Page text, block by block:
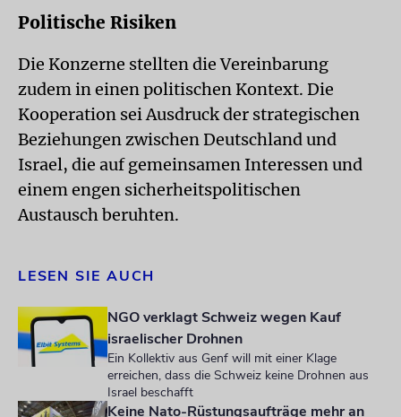
Politische Risiken
Die Konzerne stellten die Vereinbarung
zudem in einen politischen Kontext. Die
Kooperation sei Ausdruck der strategischen
Beziehungen zwischen Deutschland und
Israel, die auf gemeinsamen Interessen und
einem engen sicherheitspolitischen
Austausch beruhten.
LESEN SIE AUCH
NGO verklagt Schweiz wegen Kauf
israelischer Drohnen
Ein Kollektiv aus Genf will mit einer Klage
erreichen, dass die Schweiz keine Drohnen aus
Israel beschafft
Keine Nato-Rüstungsaufträge mehr an